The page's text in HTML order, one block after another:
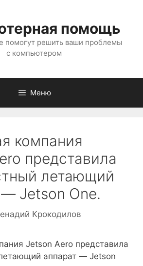
помощь
помогут решить ваши проблемы
с компьютером
Меню
компания
представила
летающий
Jetson One.
Крокодилов
Jetson Aero представила
аппарат — Jetson